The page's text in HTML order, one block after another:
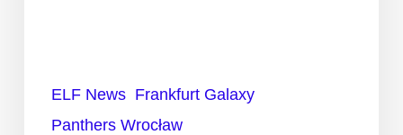
ELF News Frankfurt Galaxy
Panthers Wrocław